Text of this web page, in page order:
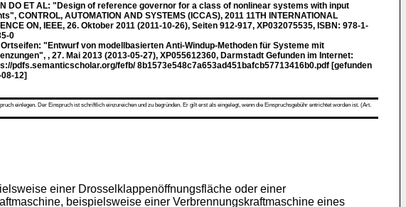
DO ET AL: "Design of reference governor for a class of nonlinear systems with input
CONTROL, AUTOMATION AND SYSTEMS (ICCAS), 2011 11TH INTERNATIONAL
ON, IEEE, 26. Oktober 2011 (2011-10-26), Seiten 912-917, XP032075535, ISBN: 978-1-
0
"Entwurf von modellbasierten Anti-Windup-Methoden für Systeme mit
, 27. Mai 2013 (2013-05-27), XP055612360, Darmstadt Gefunden im Internet:
pdfs.semanticscholar.org/fefb/ 8b1573e548c7a653ad451bafcb57713416b0.pdf [gefunden
12]
einlegen. Der Einspruch ist schriftlich einzureichen und zu begründen. Er gilt erst als eingelegt, wenn die Einspruchsgebühr entrichtet worden ist. (Art.
einer Drosselklappenöffnungsfläche oder einer
beispielsweise einer Verbrennungskraftmaschine eines